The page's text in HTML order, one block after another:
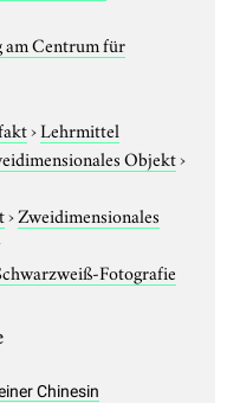
am Centrum für
›Lehrmittel
Objekt›
›Zweidimensionales
Fotografie
Chinesin